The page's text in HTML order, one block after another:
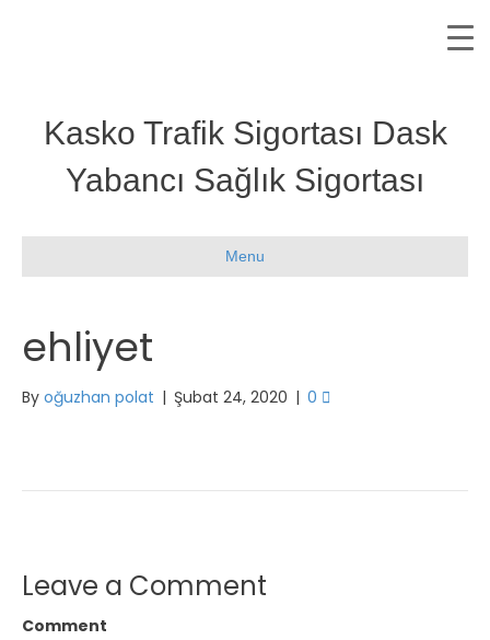
Kasko Trafik Sigortası Dask
Yabancı Sağlık Sigortası
Menu
ehliyet
By oğuzhan polat | Şubat 24, 2020 | 0
Leave a Comment
Comment